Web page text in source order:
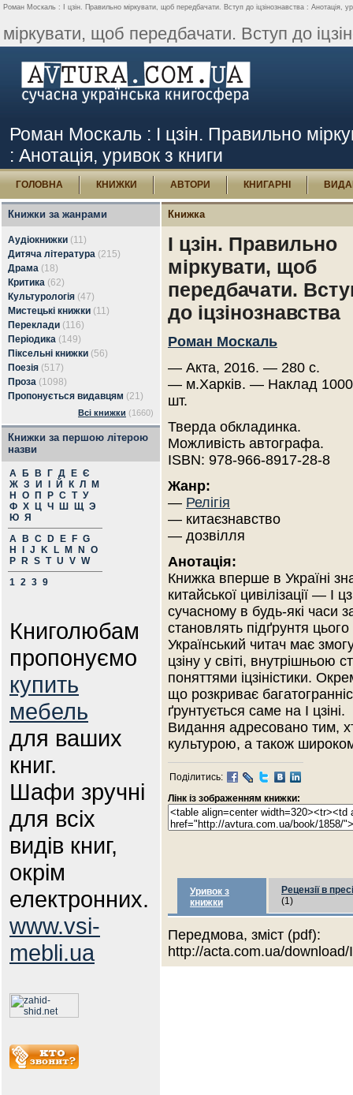
Роман Москаль : І цзін. Правильно міркувати, щоб передбачати. Вступ до іцзінознавства : Анотація,
міркувати, щоб передбачати. Вступ до
Роман Москаль : І цзін. Правильно
: Анотація, уривок з книги
ГОЛОВНА КНИЖКИ АВТОРИ КНИГАРНІ
Книжки за жанрами
Аудіокнижки (11)
Дитяча література (215)
Драма (18)
Критика (62)
Культурологія (47)
Мистецькі книжки (11)
Переклади (116)
Періодика (149)
Піксельні книжки (56)
Поезія (517)
Проза (1098)
Пропонується видавцям (21)
Всі книжки (1660)
Книжки за першою літерою
назви
А Б В Г Д Е Є
Ж З И Й К Л
М
Н
О П Р С Т У
Ф Х Ц Ч Ш Щ Э
Ю Я
A
B C D E F G
H
J K L M N
O
P
R S T U V W
1 2 3 9
Книголюбам
пропонуємо
купить
мебель
для ваших
книг.
Шафи зручні
для всіх
видів книг,
окрім
електронних.
www.vsi-
mebli.ua
Книжка
І цзін. Правильно
міркувати, щоб
передбачати.
до іцзінознавства
Роман Москаль
— Акта, 2016. — 280 с.
— м.Харків. — Наклад 1000
шт.
Тверда обкладинка.
Можливість автографа.
ISBN: 978-966-8917-28-8
Жанр:
— Релігія
— китаєзнавство
— дозвілля
Анотація:
Книжка вперше в Україні
китайської цивілізації — І
сучасному в будь-які часи
становлять підґрунтя
Український читач має
цзіну у світі, внутрішньою
поняттями іцзіністики.
що розкриває
ґрунтується саме на І цзіні.
Видання адресовано тим,
культурою, а також
Поділитись:
Лінк із зображенням книжки:
Уривок з
книжки
Рецензії в пресі
(1)
Передмова, зміст (pdf):
http://acta.com.ua/